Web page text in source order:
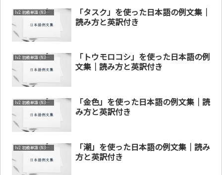
lv2. 初級単語 (N3～N4)
「タスク」を使った日本語の例文集｜
読み方と英訳付き
lv2. 初級単語 (N3～N4)
「トウモロコシ」を使った日本語の例
文集｜読み方と英訳付き
lv2. 初級単語 (N3～N4)
「金色」を使った日本語の例文集｜読
み方と英訳付き
lv2. 初級単語 (N3～N4)
「潮」を使った日本語の例文集｜読み
方と英訳付き